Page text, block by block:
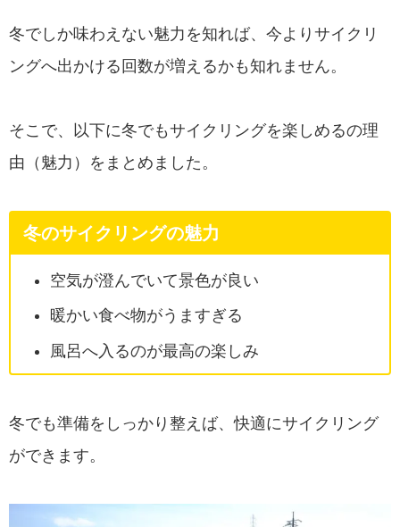
冬でしか味わえない魅力を知れば、今よりサイクリ
ングへ出かける回数が増えるかも知れません。
そこで、以下に冬でもサイクリングを楽しめるの理
由（魅力）をまとめました。
冬のサイクリングの魅力
空気が澄んでいて景色が良い
暖かい食べ物がうますぎる
風呂へ入るのが最高の楽しみ
冬でも準備をしっかり整えば、快適にサイクリング
ができます。